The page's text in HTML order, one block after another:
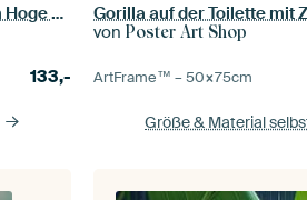
Winterliches Wohlergehen auf dem Hoge der A
133,-
Gorilla auf der Toilette mit
vonPoster Art Shop
ArtFrame™ –50×75cm
Größe & Material